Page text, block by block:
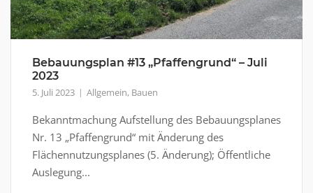
Bebauungsplan #13 „Pfaffengrund“ – Juli
2023
5. Juli 2023 Allgemein, Bauen
Bekanntmachung Aufstellung des Bebauungsplanes
Nr. 13 „Pfaffengrund“ mit Änderung des
Flächennutzungsplanes (5. Änderung); Öffentliche
Auslegung...